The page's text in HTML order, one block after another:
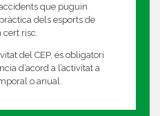
que puguin
dels esports de
risc.
del CEP, és obligatori
d’acord a l’activitat a
o anual.